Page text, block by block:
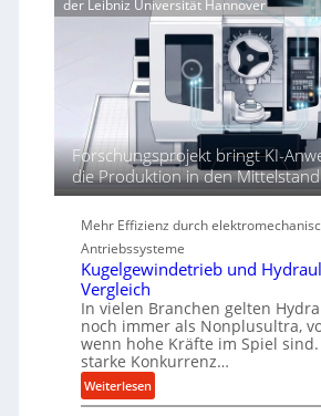
j
r
r
h
e
d
i
e
e
r
f
o
r
m
a
n
c
der Leibniz Universität Hannover
Forschungsprojekt bringt KI-
die Produktion in den Mittelstand
Mehr Effizienz durch
Antriebssysteme
Kugelgewindetrieb und
Vergleich
In vielen Branchen gelten
noch immer als Nonplusultra,
wenn hohe Kräfte im Spiel
starke Konkurrenz…
Weiterlesen:
K